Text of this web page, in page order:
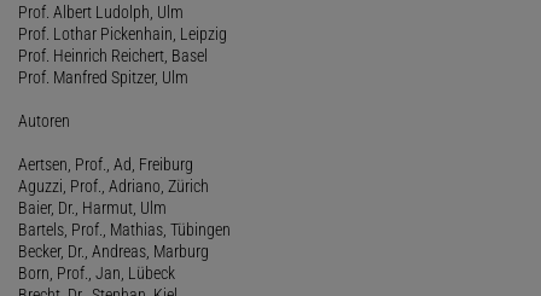
Prof. Albert Ludolph, Ulm
Prof. Lothar Pickenhain, Leipzig
Prof. Heinrich Reichert, Basel
Prof. Manfred Spitzer, Ulm
Autoren
Aertsen, Prof., Ad, Freiburg
Aguzzi, Prof., Adriano, Zürich
Baier, Dr., Harmut, Ulm
Bartels, Prof., Mathias, Tübingen
Becker, Dr., Andreas, Marburg
Born, Prof., Jan, Lübeck